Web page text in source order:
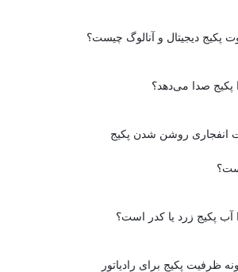
پکیج دیجیتال و آنالوگ چیست؟
پکیج صدا می‌دهد؟
انفجاری روشن شدن پکیج
آب پکیج زرد یا کدر است؟
ظرفیت پکیج برای رادیاتور